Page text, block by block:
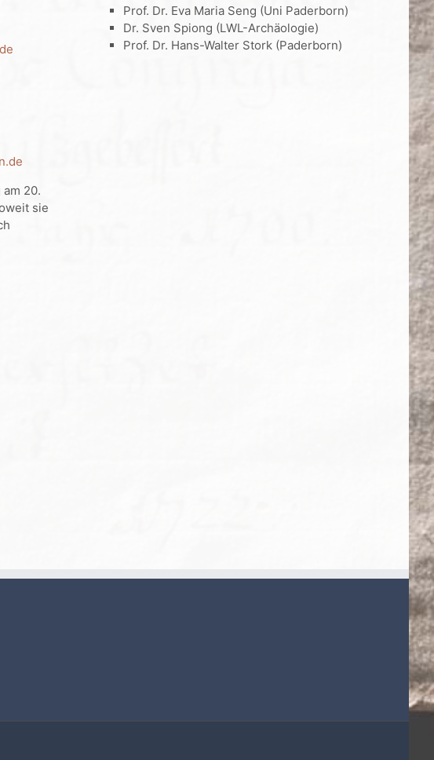
20.
sie
Prof. Dr. Eva Maria Seng (Uni Paderborn)
Dr. Sven Spiong (LWL-Archäologie)
Prof. Dr. Hans-Walter Stork (Paderborn)